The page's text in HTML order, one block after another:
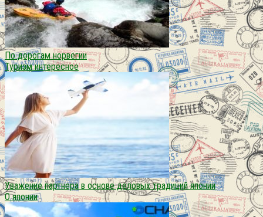
По дорогам норвегии
Туризм интересное
Уважение партнера в основе деловых традиций японии
О японии